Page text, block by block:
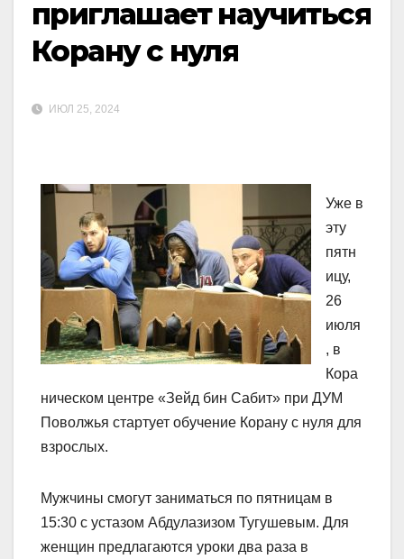
приглашает научиться
Корану с нуля
ИЮЛ 25, 2024
Уже в
эту
пятн
ицу,
26
июля
, в
Кора
ническом центре «Зейд бин Сабит» при ДУМ
Поволжья стартует обучение Корану с нуля для
взрослых.
Мужчины смогут заниматься по пятницам в
15:30 с устазом Абдулазизом Тугушевым. Для
женщин предлагаются уроки два раза в